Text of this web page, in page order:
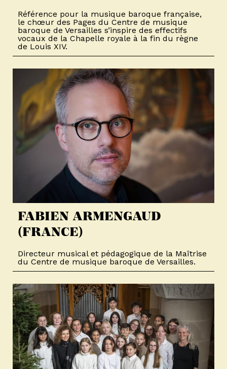
Référence pour la musique baroque française,
le chœur des Pages du Centre de musique
baroque de Versailles s’inspire des effectifs
vocaux de la Chapelle royale à la fin du règne
de Louis XIV.
FABIEN ARMENGAUD
(FRANCE)
Directeur musical et pédagogique de la Maîtrise
du Centre de musique baroque de Versailles.